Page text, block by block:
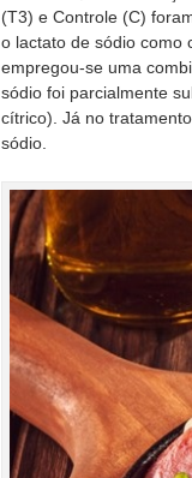
(T3) e Controle (C)
o lactato de sódio como
empregou-se uma
sódio foi parcialmente
cítrico). Já no
sódio.